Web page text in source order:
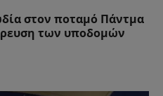
στον ποταμό Πάντμα
των υποδομών